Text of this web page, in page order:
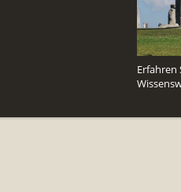
Erfahren